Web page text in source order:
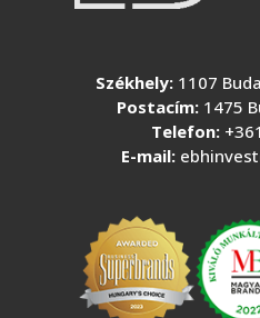
Székhely: 1107
Postacím:1475
Telefon:
E-mail: